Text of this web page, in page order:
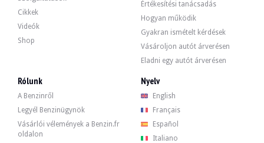
Az 1,3 literes négyhengeres motor 53 lóerőt teljesített, amikor elhagyta a
-vidange
Az autó 4 eredeti felnije jó állapotban van, jó állapotú gumiabroncsokkal
Cikkek
Videók
Shop
Értékesítési tanácsadás
Hogyan működik
Gyakran ismételt kérdések
Vásároljon autót árverésen
Eladni egy autót árverésen
Rólunk
A Benzinről
Legyél Benzinügynök
Vásárlói vélemények a Benzin.fr
oldalon
Nyelv
English
Français
Español
Italiano